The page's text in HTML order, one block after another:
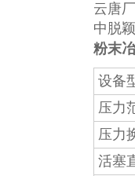
云唐
中脱
粉末
设备
压力
压力
活塞